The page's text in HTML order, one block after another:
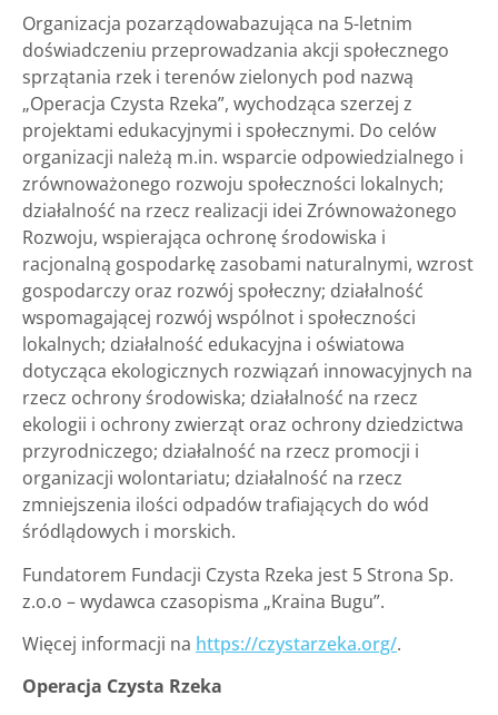
Organizacja pozarządowabazująca na 5-letnim
doświadczeniu przeprowadzania akcji społecznego
sprzątania rzek i terenów zielonych pod nazwą
„Operacja Czysta Rzeka”, wychodząca szerzej z
projektami edukacyjnymi i społecznymi. Do celów
organizacji należą m.in. wsparcie odpowiedzialnego i
zrównoważonego rozwoju społeczności lokalnych;
działalność na rzecz realizacji idei Zrównoważonego
Rozwoju, wspierająca ochronę środowiska i
racjonalną gospodarkę zasobami naturalnymi, wzrost
gospodarczy oraz rozwój społeczny; działalność
wspomagającej rozwój wspólnot i społeczności
lokalnych; działalność edukacyjna i oświatowa
dotycząca ekologicznych rozwiązań innowacyjnych na
rzecz ochrony środowiska; działalność na rzecz
ekologii i ochrony zwierząt oraz ochrony dziedzictwa
przyrodniczego; działalność na rzecz promocji i
organizacji wolontariatu; działalność na rzecz
zmniejszenia ilości odpadów trafiających do wód
śródlądowych i morskich.
Fundatorem Fundacji Czysta Rzeka jest 5 Strona Sp.
z.o.o – wydawca czasopisma „Kraina Bugu”.
Więcej informacji na https://czystarzeka.org/.
Operacja Czysta Rzeka